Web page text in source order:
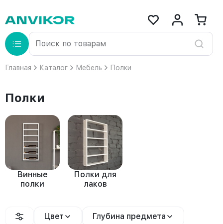
Главная Каталог Мебель Полки
Полки
Винные
полки
Полки для
лаков
Цвет Глубина предмета